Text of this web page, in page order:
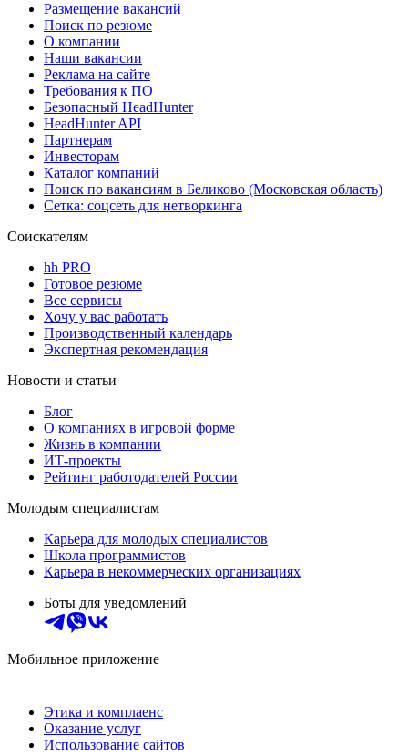
Размещение вакансий
Поиск по резюме
О компании
Наши вакансии
Реклама на сайте
Требования к ПО
Безопасный HeadHunter
HeadHunter API
Партнерам
Инвесторам
Каталог компаний
Поиск по вакансиям в Беликово (Московская область)
Сетка: соцсеть для нетворкинга
Соискателям
hh PRO
Готовое резюме
Все сервисы
Хочу у вас работать
Производственный календарь
Экспертная рекомендация
Новости и статьи
Блог
О компаниях в игровой форме
Жизнь в компании
ИТ-проекты
Рейтинг работодателей России
Молодым специалистам
Карьера для молодых специалистов
Школа программистов
Карьера в некоммерческих организациях
Боты для уведомлений
Мобильное приложение
Этика и комплаенс
Оказание услуг
Использование сайтов